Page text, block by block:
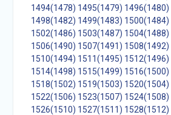
1494(1478) 1495(1479) 1496(1480)
1498(1482) 1499(1483) 1500(1484)
1502(1486) 1503(1487) 1504(1488)
1506(1490) 1507(1491) 1508(1492)
1510(1494) 1511(1495) 1512(1496)
1514(1498) 1515(1499) 1516(1500)
1518(1502) 1519(1503) 1520(1504)
1522(1506) 1523(1507) 1524(1508)
1526(1510) 1527(1511) 1528(1512)